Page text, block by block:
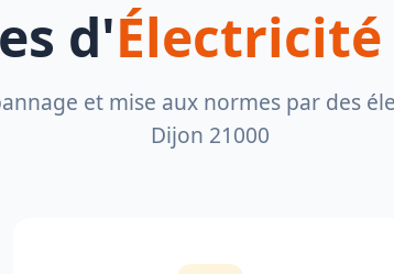
d'Électricité
et mise aux normes par des
Dijon 21000